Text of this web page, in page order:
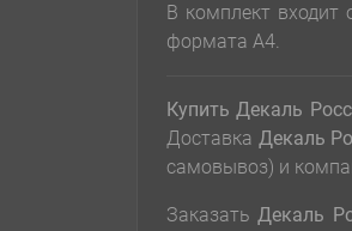
В комплект входит
формата А4.
Купить Декаль
Доставка Декаль
самовывоз) и
ЗаказатьДекаль